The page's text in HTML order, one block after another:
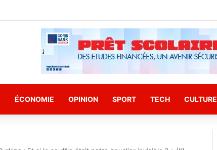
ÉCONOMIE OPINION SPORT TECH CULTURE